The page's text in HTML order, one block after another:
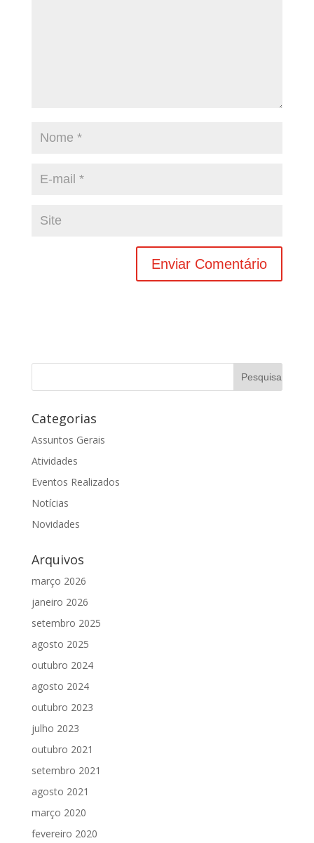
Categorias
Assuntos Gerais
Atividades
Eventos Realizados
Notícias
Novidades
Arquivos
março 2026
janeiro 2026
setembro 2025
agosto 2025
outubro 2024
agosto 2024
outubro 2023
julho 2023
outubro 2021
setembro 2021
agosto 2021
março 2020
fevereiro 2020